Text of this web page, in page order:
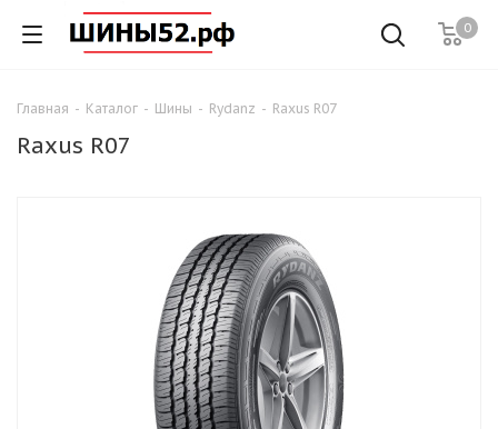
0
Главная - Каталог - Шины - Rydanz - Raxus R07
Raxus R07